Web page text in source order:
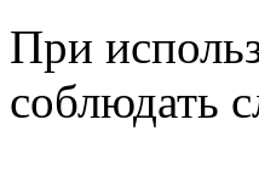
При
соблюдать